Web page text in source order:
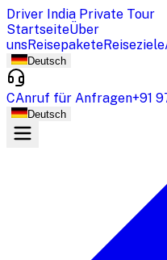
Driver India Private Tour
StartseiteÜber
unsReisepaketeReiseziele
Deutsch
CAnruf für Anfragen+91
Deutsch